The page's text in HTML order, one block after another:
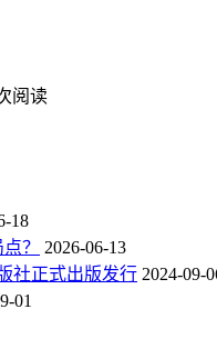
阅读
18
？
2026-06-13
社正式出版发行 2024-09-
01